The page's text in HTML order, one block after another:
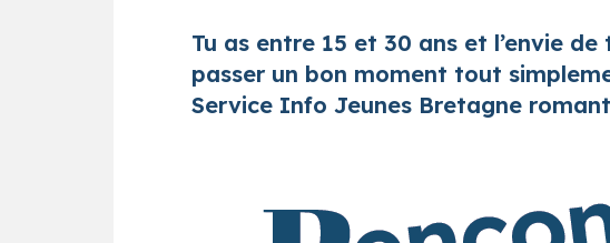
Tu as entre 15 et 30 ans et l’envie
passer un bon moment tout
Service Info Jeunes Bretagne